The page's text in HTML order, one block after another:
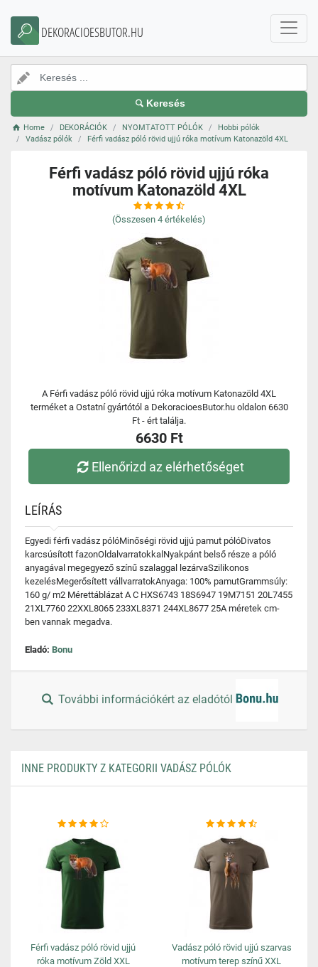
DEKORACIOESBUTOR.HU
Keresés
Home DEKORÁCIÓK NYOMTATOTT PÓLÓK
Hobbi pólók
Vadász pólók
Férfi vadász póló rövid ujjú róka motívum Katonazöld 4XL
Férfi vadász póló rövid ujjú róka
motívum Katonazöld 4XL
(Összesen 4 értékelés)
A Férfi vadász póló rövid ujjú róka motívum Katonazöld 4XL
terméket a Ostatní gyártótól a DekoracioesButor.hu oldalon 6630
Ft - ért találja.
6630 Ft
Ellenőrizd az elérhetőséget
LEÍRÁS
Egyedi férfi vadász pólóMinőségi rövid ujjú pamut pólóDivatos
karcsúsított fazonOldalvarratokkalNyakpánt belső része a póló
anyagával megegyező színű szalaggal lezárvaSzilikonos
kezelésMegerősített vállvarratokAnyaga: 100% pamutGrammsúly:
160 g/ m2 Mérettáblázat A C HXS6743 18S6947 19M7151 20L7455
21XL7760 22XXL8065 233XL8371 244XL8677 25A méretek cm-
ben vannak megadva.
Eladó: Bonu
További információkért az eladótól
INNE PRODUKTY Z KATEGORII VADÁSZ PÓLÓK
Férfi vadász póló rövid ujjú
róka motívum Zöld XXL
Vadász póló rövid ujjú szarvas
motívum terep színű XXL